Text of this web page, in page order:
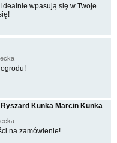
wpasują się w Twoje
Kunka Marcin Kunka
na zamówienie!